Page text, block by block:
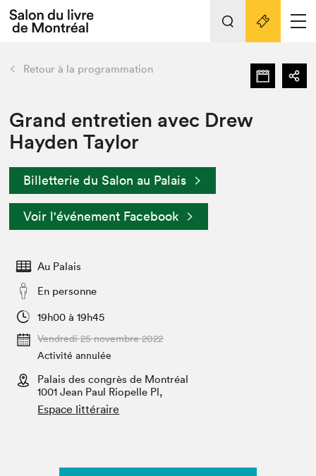
Espace exposant⋅e⋅s
Espace enseignant·e·s
Espace médias
L'événement
Préparer sa visite au Salon
Actualités
SLM PRO
retour Nos activités
Préparer sa visite
Salon au Palais
Salon dans la ville et en ligne
Projets partenaires
Liens pratiques
Retour à la programmation
Grand entretien avec Drew
Hayden Taylor
Billetterie du Salon au Palais
Voir l'événement Facebook
Au Palais
En personne
19h00 à 19h45
Vendredi 25 novembre 2022
Activité annulée
Palais des congrès de Montréal
1001 Jean Paul Riopelle Pl,
Espace littéraire